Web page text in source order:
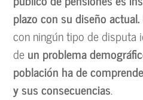
plazo con su diseño actual.
con ningún tipo de disputa
deun problema
población ha de
y sus consecuencias.